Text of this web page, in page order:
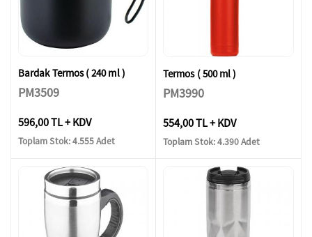
Bardak Termos ( 240 ml )
PM3509
596,00 TL + KDV
Toplam Stok: 4.555 Adet
Termos ( 500 ml )
PM3990
554,00 TL + KDV
Toplam Stok: 4.390 Adet